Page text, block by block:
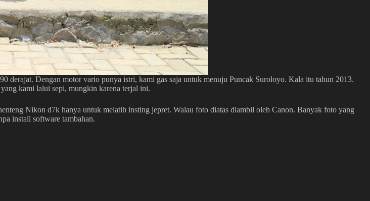
derajat. Dengan motor vario punya istri, kami gas saja untuk menuju Puncak Suroloyo. Kala itu tahun 2013.
kami lalui sepi, mungkin karena terjal ini.
Nikon d7k hanya untuk melatih insting jepret. Walau foto diatas diambil oleh Canon. Banyak foto yang
install software tambahan.